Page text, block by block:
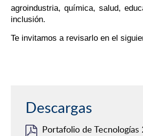
agroindustria, química, salud,
inclusión.
Te invitamos a revisarlo en el
Descargas
Portafolio de Tecnologías